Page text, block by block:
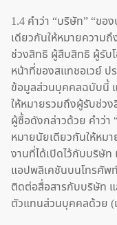
1.4 คำว่า “บริษัท” “ข
เดียวกันให้หมายความ
ช่วงสิทธิ ผู้สืบสิทธิ ผู้รับ
หน้าที่ของสแทชอเวย์ ป
ข้อมูลส่วนบุคคลฉบับนี้ แ
ให้หมายรวมถึงผู้รับช่ว
ผู้ซื้อดังกล่าวด้วย คำว่า
หมายนัยเดียวกันให้หม
งานที่ได้เปิดไว้กับบริษัท
แอปพลิเคชันบนโทรศัพ
ติดต่อสื่อสารกับบริษัท แ
ตัวแทนส่วนบุคคลด้วย